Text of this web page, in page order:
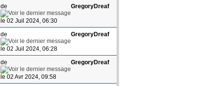
deGregoryDreaf
le 02 Juil 2024, 06:30
deGregoryDreaf
le 02 Juil 2024, 06:28
deGregoryDreaf
le 02 Avr 2024, 09:58